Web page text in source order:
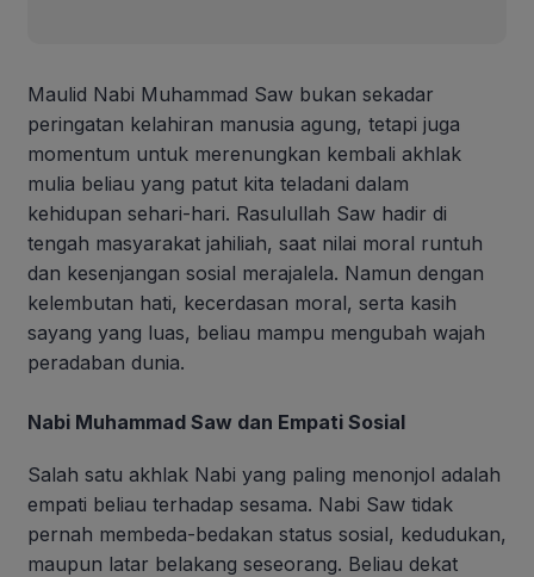
Maulid Nabi Muhammad Saw bukan sekadar
peringatan kelahiran manusia agung, tetapi juga
momentum untuk merenungkan kembali akhlak
mulia beliau yang patut kita teladani dalam
kehidupan sehari-hari. Rasulullah Saw hadir di
tengah masyarakat jahiliah, saat nilai moral runtuh
dan kesenjangan sosial merajalela. Namun dengan
kelembutan hati, kecerdasan moral, serta kasih
sayang yang luas, beliau mampu mengubah wajah
peradaban dunia.
Nabi Muhammad Saw dan Empati Sosial
Salah satu akhlak Nabi yang paling menonjol adalah
empati beliau terhadap sesama. Nabi Saw tidak
pernah membeda-bedakan status sosial, kedudukan,
maupun latar belakang seseorang. Beliau dekat